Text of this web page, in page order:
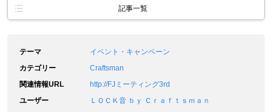
記事一覧
テーマ
イベント・キャンペーン
カテゴリー
Craftsman
関連情報URL
http://FJミーティング3rd
ユーザー
ＬＯＣＫ音 ｂｙ Ｃｒａｆｔｓｍａｎ